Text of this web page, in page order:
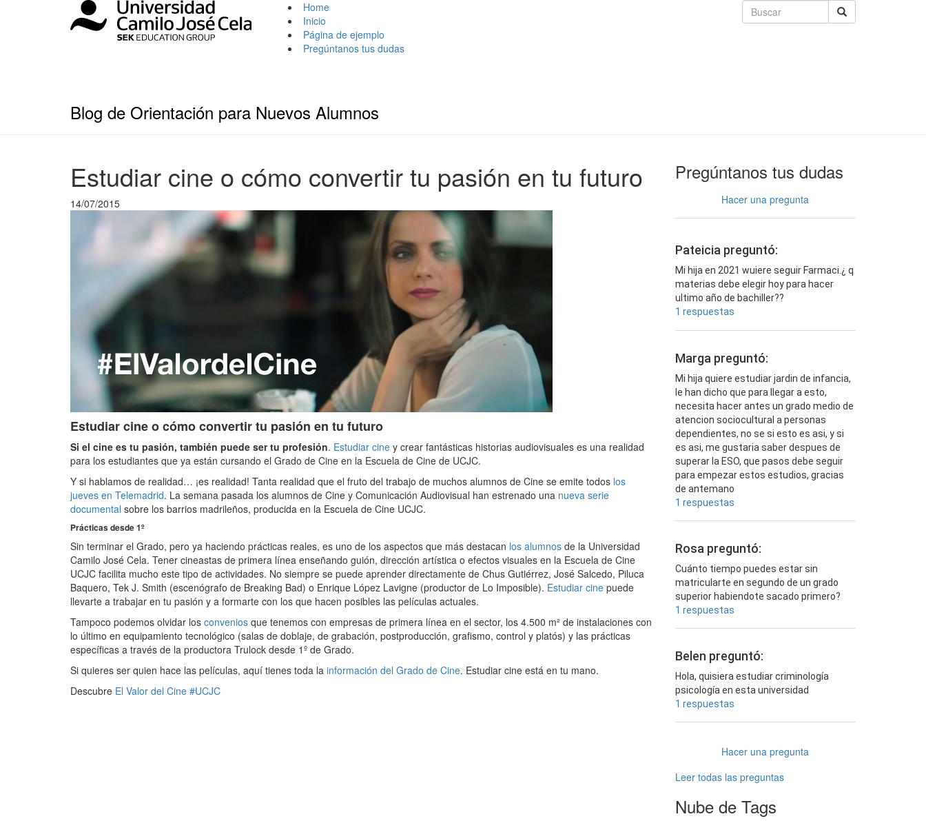
Home
Inicio
Página de ejemplo
Pregúntanos tus dudas
Blog de Orientación para Nuevos Alumnos
Estudiar cine o cómo convertir tu pasión en tu futuro
14/07/2015
Estudiar cine o cómo convertir tu pasión en tu futuro
Si el cine es tu pasión, también puede ser tu profesión. Estudiar cine y crear fantásticas historias audiovisuales es una realidad
para los estudiantes que ya están cursando el Grado de Cine en la Escuela de Cine de UCJC.
Y si hablamos de realidad… ¡es realidad! Tanta realidad que el fruto del trabajo de muchos alumnos de Cine se emite todos los
jueves en Telemadrid. La semana pasada los alumnos de Cine y Comunicación Audiovisual han estrenado una nueva serie
documental sobre los barrios madrileños, producida en la Escuela de Cine UCJC.
Prácticas desde 1º
Sin terminar el Grado, pero ya haciendo prácticas reales, es uno de los aspectos que más destacan los alumnos de la Universidad
Camilo José Cela. Tener cineastas de primera línea enseñando guión, dirección artística o efectos visuales en la Escuela de Cine
UCJC facilita mucho este tipo de actividades. No siempre se puede aprender directamente de Chus Gutiérrez, José Salcedo, Piluca
Baquero, Tek J. Smith (escenógrafo de Breaking Bad) o Enrique López Lavigne (productor de Lo Imposible). Estudiar cine puede
llevarte a trabajar en tu pasión y a formarte con los que hacen posibles las películas actuales.
Tampoco podemos olvidar los convenios que tenemos con empresas de primera línea en el sector, los 4.500 m² de instalaciones con
lo último en equipamiento tecnológico (salas de doblaje, de grabación, postproducción, grafismo, control y platós) y las prácticas
específicas a través de la productora Trulock desde 1º de Grado.
Si quieres ser quien hace las películas, aquí tienes toda la información del Grado de Cine. Estudiar cine está en tu mano.
Descubre El Valor del Cine #UCJC
Pregúntanos tus dudas
Hacer una pregunta
Pateicia preguntó:
Mi hija en 2021 wuiere seguir Farmaci.¿ q
materias debe elegir hoy para hacer
ultimo año de bachiller??
1 respuestas
Marga preguntó:
Mi hija quiere estudiar jardin de infancia,
le han dicho que para llegar a esto,
necesita hacer antes un grado medio de
atencion sociocultural a personas
dependientes, no se si esto es asi, y si
es asi, me gustaria saber despues de
superar la ESO, que pasos debe seguir
para empezar estos estudios, gracias
de antemano
1 respuestas
Rosa preguntó:
Cuánto tiempo puedes estar sin
matricularte en segundo de un grado
superior habiendote sacado primero?
1 respuestas
Belen preguntó:
Hola, quisiera estudiar criminología
psicología en esta universidad
1 respuestas
Hacer una pregunta
Leer todas las preguntas
Nube de Tags